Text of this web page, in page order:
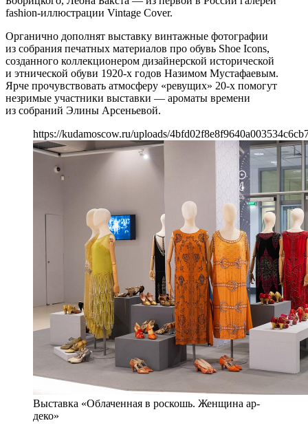
fashion-иллюстрации Vintage Cover.
Органично дополнят выставку винтажные фотографии
из собрания печатных материалов про обувь Shoe Icons,
созданного коллекционером дизайнерской исторической
и этнической обуви 1920-х годов Назимом Мустафаевым.
Ярче прочувствовать атмосферу «ревущих» 20-х помогут
незримые участники выставки — ароматы времени
из собраний Элины Арсеньевой.
https://kudamoscow.ru/uploads/
Выставка «Облаченная в роскошь. Женщина ар-
деко»